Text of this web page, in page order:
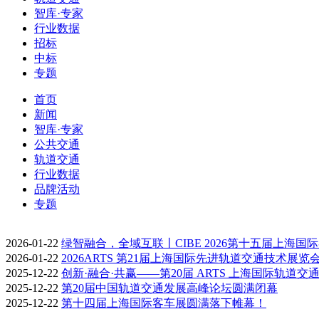
智库·专家
行业数据
招标
中标
专题
首页
新闻
智库·专家
公共交通
轨道交通
行业数据
品牌活动
专题
2026-01-22 绿智融合，全域互联丨CIBE 2026第十五届上海国
2026-01-22 2026ARTS 第21届上海国际先进轨道交通技术展览
2025-12-22 创新·融合·共赢——第20届 ARTS 上海国际轨道交
2025-12-22 第20届中国轨道交通发展高峰论坛圆满闭幕
2025-12-22 第十四届上海国际客车展圆满落下帷幕！